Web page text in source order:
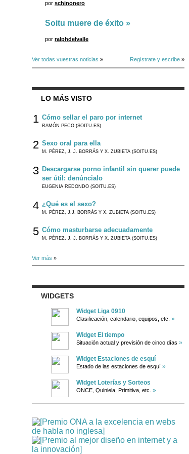
por schinonero
Soitu muere de éxito »
por ralphdelvalle
Ver todas vuestras noticias » Regístrate y escribe »
LO MÁS VISTO
1 Cómo sellar el paro por internet
RAMÓN PECO (SOITU.ES)
2 Sexo oral para ella
M. PÉREZ, J. J. BORRÁS Y X. ZUBIETA (SOITU.ES)
3 Descargarse porno infantil sin querer puede
ser útil: denúncialo
EUGENIA REDONDO (SOITU.ES)
4 ¿Qué es el sexo?
M. PÉREZ, J.J. BORRÁS Y X. ZUBIETA (SOITU.ES)
5 Cómo masturbarse adecuadamente
M. PÉREZ, J. J. BORRÁS Y X. ZUBIETA (SOITU.ES)
Ver más »
WIDGETS
Widget Liga 0910
Clasificación, calendario, equipos, etc. »
Widget El tiempo
Situación actual y previsión de cinco días »
Widget Estaciones de esquí
Estado de las estaciones de esquí »
Widget Loterías y Sorteos
ONCE, Quiniela, Primitiva, etc. »